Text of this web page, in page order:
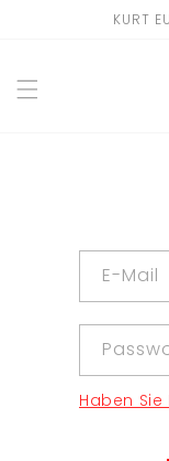
KURT
E-Mail
Haben